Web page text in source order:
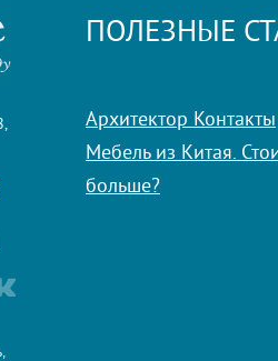
ПОЛЕЗНЫЕ
Архитектор Контакты
Мебель из Китая.
больше?